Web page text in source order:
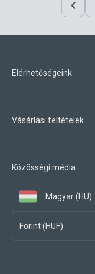
Elérhetőségeink
Vásárlási feltételek
Közösségi média
Magyar (HU)
Forint (HUF)